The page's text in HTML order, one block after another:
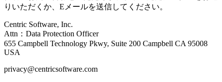
りいただくか、Eメールを送信してください。
Centric Software, Inc.
Attn：Data Protection Officer
655 Campbell Technology Pkwy, Suite 200 Campbell CA 95008
USA
privacy@centricsoftware.com